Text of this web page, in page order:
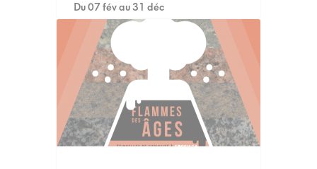
Du 07 fév au 31 déc